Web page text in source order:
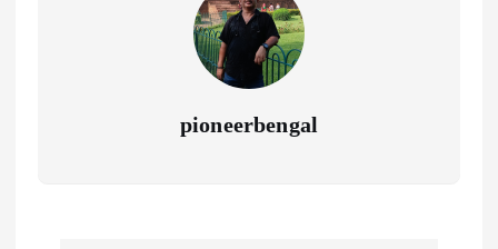
pioneerbengal